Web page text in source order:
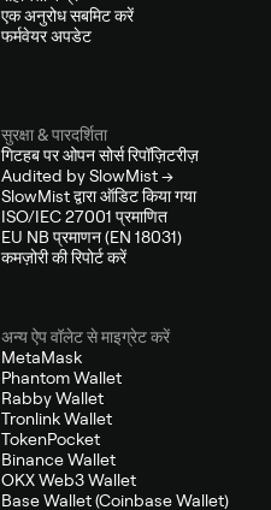
एक अनुरोध सबमिट करें
फर्मवेयर अपडेट
सुरक्षा & पारदर्शिता
गिटहब पर ओपन सोर्स रिपॉज़िटरीज़
Audited by SlowMist →
SlowMist द्वारा ऑडिट किया गया
ISO/IEC 27001 प्रमाणित
EU NB प्रमाणन (EN 18031)
कमज़ोरी की रिपोर्ट करें
अन्य ऐप वॉलेट से माइग्रेट करें
MetaMask
Phantom Wallet
Rabby Wallet
Tronlink Wallet
TokenPocket
Binance Wallet
OKX Web3 Wallet
Base Wallet (Coinbase Wallet)